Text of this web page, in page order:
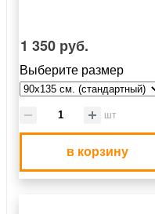
1 350 руб.
Выберите размер
шт
в корзину